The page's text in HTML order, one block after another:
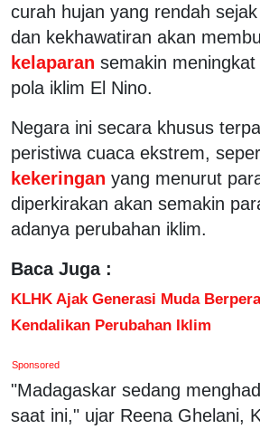
curah hujan yang rendah
dan kekhawatiran akan
kelaparan semakin
pola iklim El Nino.
Negara ini secara khusus
peristiwa cuaca ekstrem,
kekeringan yang menurut
diperkirakan akan semakin
adanya perubahan iklim.
Baca Juga :
KLHK Ajak Generasi Muda
Kendalikan Perubahan Iklim
Sponsored
"Madagaskar sedang
saat ini," ujar Reena Ghelani,